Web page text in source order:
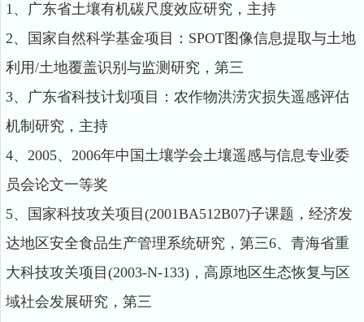
1、广东省土壤有机碳尺度效应研究，主持
2、国家自然科学基金项目：SPOT图像信息提取与土地
利用/土地覆盖识别与监测研究，第三
3、广东省科技计划项目：农作物洪涝灾损失遥感评估
机制研究，主持
4、2005、2006年中国土壤学会土壤遥感与信息专业委
员会论文一等奖
5、国家科技攻关项目(2001BA512B07)子课题，经济发
达地区安全食品生产管理系统研究，第三6、青海省重
大科技攻关项目(2003-N-133)，高原地区生态恢复与区
域社会发展研究，第三